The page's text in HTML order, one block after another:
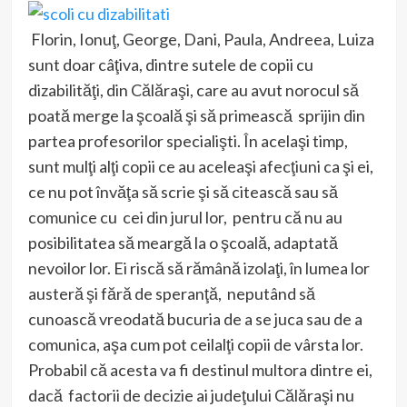
Florin, Ionuţ, George, Dani, Paula, Andreea, Luiza
sunt doar câţiva, dintre sutele de copii cu
dizabilităţi, din Călăraşi, care au avut norocul să
poată merge la şcoală şi să primească sprijin din
partea profesorilor specialişti. În acelaşi timp,
sunt mulţi alţi copii ce au aceleaşi afecţiuni ca şi ei,
ce nu pot învăţa să scrie şi să citească sau să
comunice cu cei din jurul lor, pentru că nu au
posibilitatea să meargă la o şcoală, adaptată
nevoilor lor. Ei riscă să rămână izolaţi, în lumea lor
austeră şi fără de speranţă, neputând să
cunoască vreodată bucuria de a se juca sau de a
comunica, aşa cum pot ceilalţi copii de vârsta lor.
Probabil că acesta va fi destinul multora dintre ei,
dacă factorii de decizie ai judeţului Călăraşi nu